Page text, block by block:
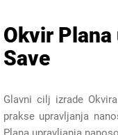
Okvir
Save
Glavni cilj izrade
prakse upravljanja